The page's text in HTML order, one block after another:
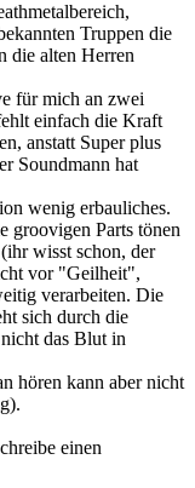
Truppen die
die alten Herren
für mich an zwei
einfach die Kraft
anstatt Super plus
Soundmann hat
wenig erbauliches.
groovigen Parts tönen
wisst schon, der
vor "Geilheit",
verarbeiten. Die
sich durch die
das Blut in
hören kann aber nicht
einen